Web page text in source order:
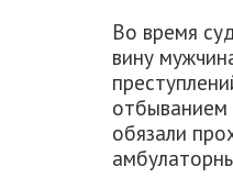
Во время
вину
отбыванием
обязали